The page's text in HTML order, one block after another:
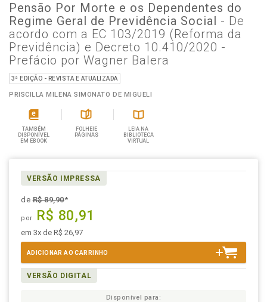
Pensão Por Morte e os Dependentes do
Regime Geral de Previdência Social - De
acordo com a EC 103/2019 (Reforma da
Previdência) e Decreto 10.410/2020 -
Prefácio por Wagner Balera
3ª EDIÇÃO - REVISTA E ATUALIZADA
PRISCILLA MILENA SIMONATO DE MIGUELI
TAMBÉM
DISPONÍVEL
EM EBOOK
FOLHEIE
PÁGINAS
LEIA NA
BIBLIOTECA
VIRTUAL
VERSÃO IMPRESSA
deR$ 89,90*
por R$ 80,91
em 3x de R$ 26,97
ADICIONAR AO CARRINHO
VERSÃO DIGITAL
Disponível para: